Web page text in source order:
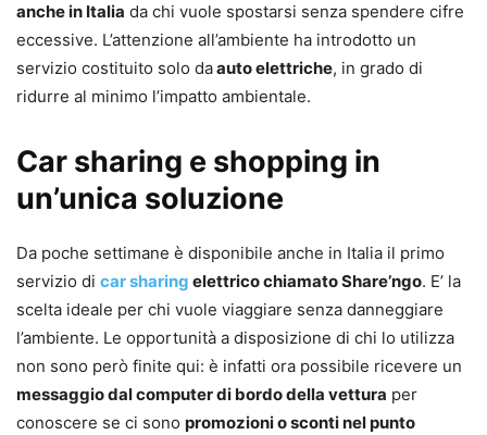
anche in Italia da chi vuole spostarsi senza spendere cifre
eccessive. L’attenzione all’ambiente ha introdotto un
servizio costituito solo daauto elettriche, in grado di
ridurre al minimo l’impatto ambientale.
Car sharing e shopping in
un’unica soluzione
Da poche settimane è disponibile anche in Italia il primo
servizio di car sharing elettrico chiamato Share’ngo. E’ la
scelta ideale per chi vuole viaggiare senza danneggiare
l’ambiente. Le opportunità a disposizione di chi lo utilizza
non sono però finite qui: è infatti ora possibile ricevere un
messaggio dal computer di bordo della vettura per
conoscere se ci sono promozioni o sconti nel punto